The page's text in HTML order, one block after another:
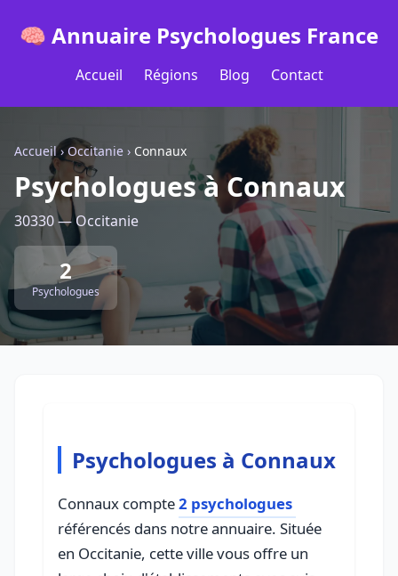
🧠 Annuaire Psychologues France
Accueil Régions Blog Contact
Accueil› Occitanie › Connaux
Psychologues à Connaux
30330 — Occitanie
2
Psychologues
Psychologues à Connaux
Connaux compte2 psychologues
référencés dans notre annuaire. Située
en Occitanie, cette ville vous offre un